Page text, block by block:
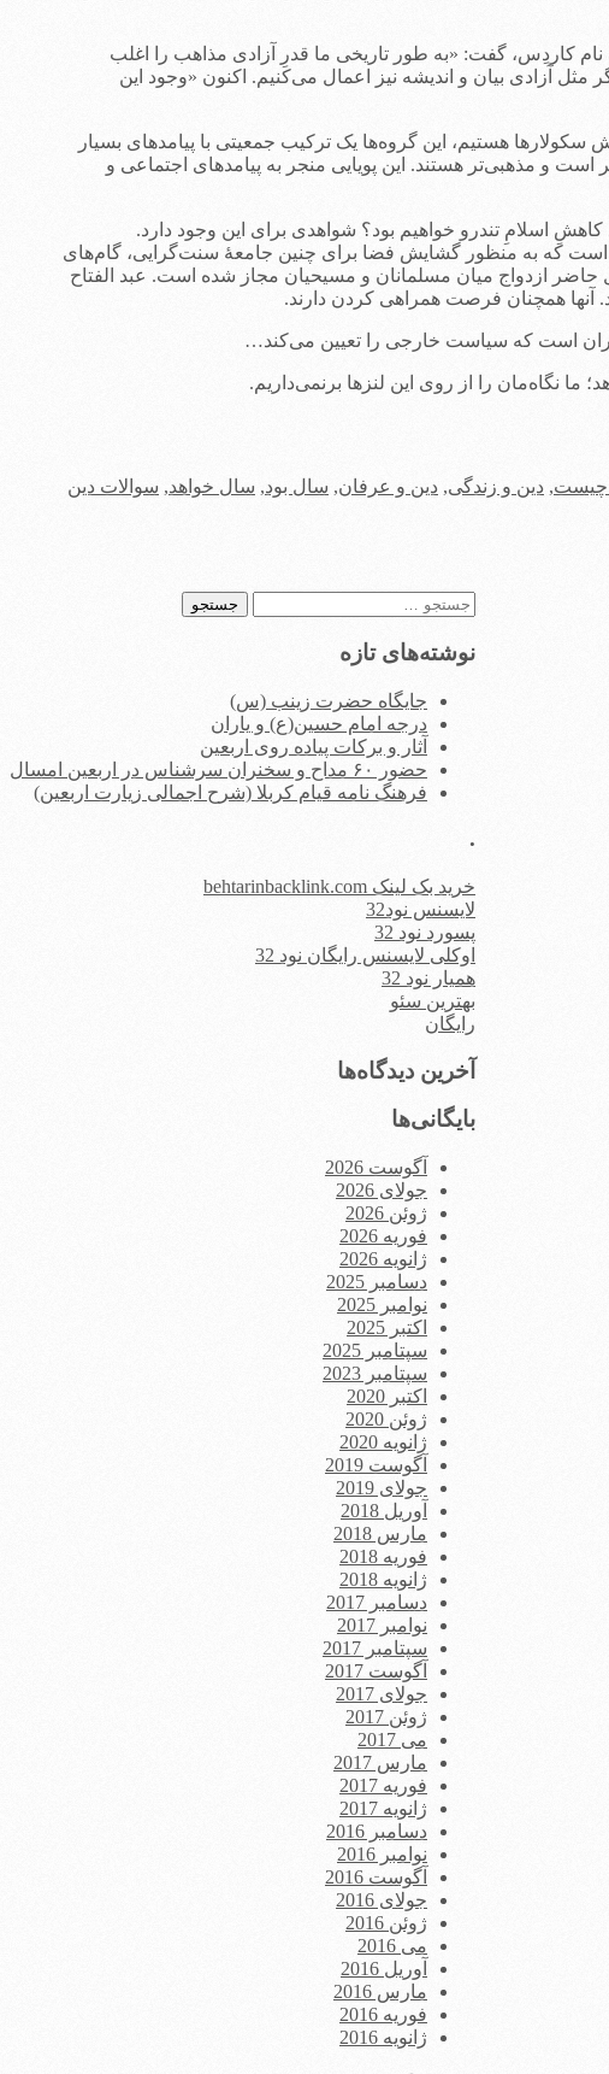
کاردِس، گفت: «به طور تاریخی ما قدرِ آزادی مذاهب را اغلب
آزادی بیان و اندیشه نیز اعمال می‌کنیم. اکنون «وجود این
هستیم، این گروه‌ها یک ترکیب جمعیتی با پیامدهای بسیار
میزان زادوولدشان بیشتر است و مذهبی‌تر هستند. این پویایی منجر به پیامدهای اجتماعی و
اسلامِ تندرو خواهیم بود؟ شواهدی برای این وجود دارد.
است که به منظور گشایش فضا برای چنین جامعۀ سنت‌گرایی، گام‌های
ازدواج‌ میان مسلمانان و مسیحیان مجاز شده است. عبد الفتاح
همچنان فرصت همراهی کردن دارند.
است که سیاست خارجی را تعیین می‌کند…
چیست, دین و زندگی, دین و عرفان, سال بود, سال خواهد, سوالات دین
جستجو
نوشته‌های تازه
جایگاه حضرت زینب (س)
درجه امام حسین(ع) و یاران
آثار و برکات پیاده روی اربعین
حضور ۶۰ مداح و سخنران سرشناس در اربعین امسال
فرهنگ نامه قیام کربلا (شرح اجمالی زیارت اربعین)
.
خرید بک لینک behtarinbacklink.com
لایسنس نود32
پسورد نود 32
اوکلی لایسنس رایگان نود 32
همیار نود 32
بهترین سئو
رایگان
آخرین دیدگاه‌ها
بایگانی‌ها
آگوست 2026
جولای 2026
ژوئن 2026
فوریه 2026
ژانویه 2026
دسامبر 2025
نوامبر 2025
اکتبر 2025
سپتامبر 2025
سپتامبر 2023
اکتبر 2020
ژوئن 2020
ژانویه 2020
آگوست 2019
جولای 2019
آوریل 2018
مارس 2018
فوریه 2018
ژانویه 2018
دسامبر 2017
نوامبر 2017
سپتامبر 2017
آگوست 2017
جولای 2017
ژوئن 2017
می 2017
مارس 2017
فوریه 2017
ژانویه 2017
دسامبر 2016
نوامبر 2016
آگوست 2016
جولای 2016
ژوئن 2016
می 2016
آوریل 2016
مارس 2016
فوریه 2016
ژانویه 2016